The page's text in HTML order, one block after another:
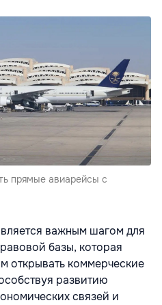
прямые авиарейсы с
важным шагом для
базы, которая
открывать коммерческие
развитию
связей и